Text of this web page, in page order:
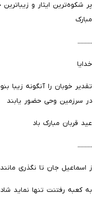
پر شکوه‌ترین ایثار و
مبارک
..........
خدایا
تقدیر خوبان را آنگونه زیبا
در سرزمین وحی حضور یابند
عید قربان مبارک باد
..........
ز اسماعیل جان تا نگذری مانند
به کعبه رفتنت تنها نماید